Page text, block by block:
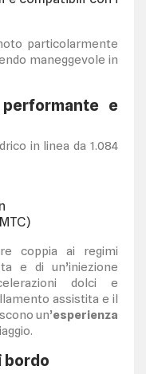
particolarmente
maneggevole in
e
in linea da 1.084
coppia ai regimi
e di un’iniezione
dolci e
assistita e il
un’esperienza
bordo